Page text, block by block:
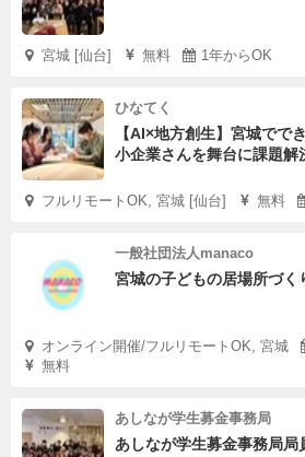
宮城 [仙台] 無料 1年からOK
ひなてく
【AI×地方創生】宮城でで
小企業さんを舞台に課題解
フルリモートOK, 宮城 [仙台] 無料
一般社団法人manaco
宮城の子どもの居場所づ
オンライン開催/フルリモートOK, 宮城
無料
あしなが学生募金事務局
あしなが学生募金事務局局